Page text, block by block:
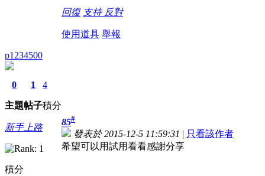
回復 支持 反對
使用道具 舉報
p1234500
0
主題
1
帖子
4
積分
新手上路
積分
85#
發表於 2015-12-5 11:59:31 | 只看該作者
希望可以用試用看看感謝分享